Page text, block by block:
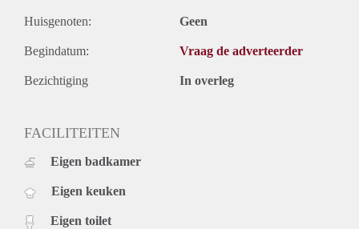
Huisgenoten: Geen
Begindatum: Vraag de adverteerder
Bezichtiging In overleg
FACILITEITEN
Eigen badkamer
Eigen keuken
Eigen toilet